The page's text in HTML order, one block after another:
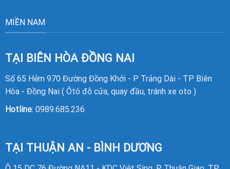
MIỀN NAM
TẠI BIÊN HÒA ĐỒNG NAI
Số 65 Hẻm 970 Đường Đồng Khởi - P Trảng Dài - TP Biên
Hòa - Đồng Nai ( Ôtô đỗ cửa, quay đầu, tránh xe oto )
Hotline: 0989.685.236
TẠI THUẬN AN - BÌNH DƯƠNG